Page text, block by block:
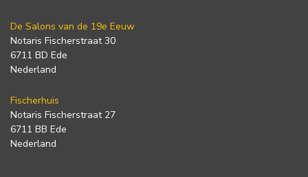
De Salons van de 19e Eeuw
Notaris Fischerstraat 30
6711 BD Ede
Nederland
Fischerhuis
Notaris Fischerstraat 27
6711 BB Ede
Nederland